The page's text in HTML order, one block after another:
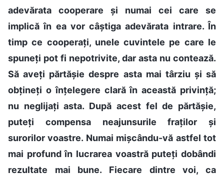
adevărata cooperare și numai cei care se
implică în ea vor câștiga adevărata intrare. În
timp ce cooperați, unele cuvintele pe care le
spuneți pot fi nepotrivite, dar asta nu contează.
Să aveți părtășie despre asta mai târziu și să
obțineți o înțelegere clară în această privință;
nu neglijați asta. După acest fel de părtășie,
puteți compensa neajunsurile fraților și
surorilor voastre. Numai mișcându-vă astfel tot
mai profund în lucrarea voastră puteți dobândi
rezultate mai bune. Fiecare dintre voi, ca